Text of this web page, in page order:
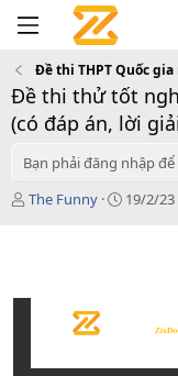
Đề thi THPT Quốc
Đề thi thử tốt
(có đáp án, lời
Bạn phải đăng nhập
T
ả
The Funny
C19/2/23